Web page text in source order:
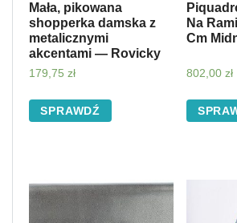
Mała, pikowana
shopperka damska z
metalicznymi
akcentami — Rovicky
179,75 zł
SPRAWDŹ
Na
Cm
802,00 zł